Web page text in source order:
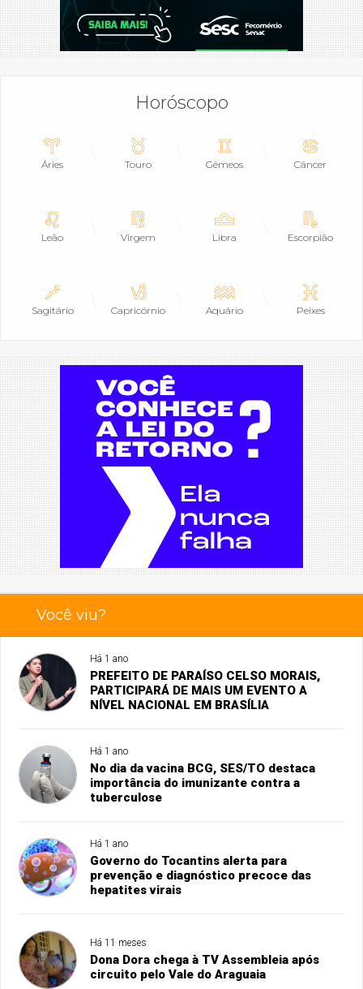
Horóscopo
Áries Touro Gêmeos Câncer
Leão Virgem Libra Escorpião
Sagitário Capricórnio Aquário Peixes
Você viu?
Há 1 ano
PREFEITO DE PARAÍSO CELSO MORAIS,
PARTICIPARÁ DE MAIS UM EVENTO A
NÍVEL NACIONAL EM BRASÍLIA
Há 1 ano
No dia da vacina BCG, SES/TO destaca
importância do imunizante contra a
tuberculose
Há 1 ano
Governo do Tocantins alerta para
prevenção e diagnóstico precoce das
hepatites virais
Há 11 meses
Dona Dora chega à TV Assembleia após
circuito pelo Vale do Araguaia